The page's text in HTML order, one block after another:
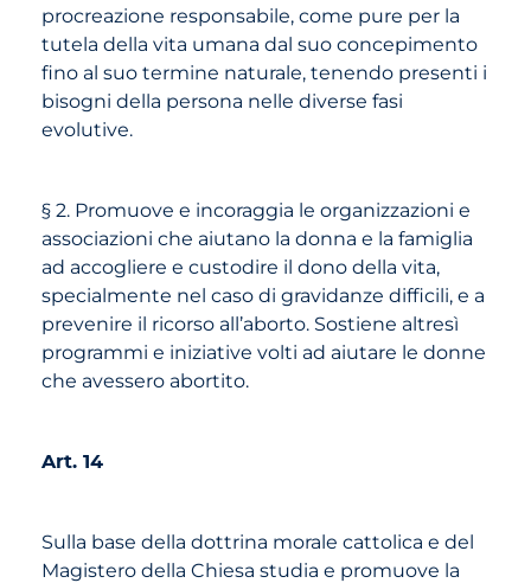
procreazione responsabile, come pure per la
tutela della vita umana dal suo concepimento
fino al suo termine naturale, tenendo presenti i
bisogni della persona nelle diverse fasi
evolutive.
§ 2. Promuove e incoraggia le organizzazioni e
associazioni che aiutano la donna e la famiglia
ad accogliere e custodire il dono della vita,
specialmente nel caso di gravidanze difficili, e a
prevenire il ricorso all’aborto. Sostiene altresì
programmi e iniziative volti ad aiutare le donne
che avessero abortito.
Art. 14
Sulla base della dottrina morale cattolica e del
Magistero della Chiesa studia e promuove la